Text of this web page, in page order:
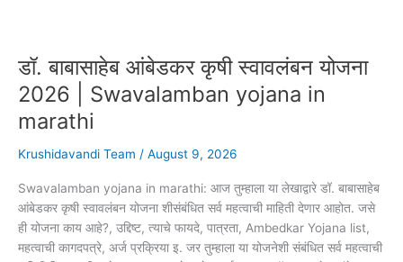
डॉ. बाबासाहेब आंबेडकर कृषी स्वावलंबन योजना
2026 | Swavalamban yojana in
marathi
Krushidavandi Team / August 9, 2026
Swavalamban yojana in marathi: आज तुम्हाला या लेखाद्वारे डॉ. बाबासाहेब
आंबेडकर कृषी स्वावलंबन योजना शीसंबंधित सर्व महत्वाची माहिती देणार आहोत. जसे
ही योजना काय आहे?, उद्दिष्ट, त्याचे फायदे, पात्रता, Ambedkar Yojana list,
महत्वाची कागदपत्रे, अर्ज प्रक्रिया इ. जर तुम्हाला या योजनेशी संबंधित सर्व महत्वाची